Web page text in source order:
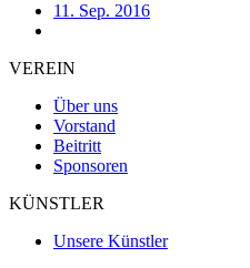
11. Sep. 2016
VEREIN
Über uns
Vorstand
Beitritt
Sponsoren
KÜNSTLER
Unsere Künstler